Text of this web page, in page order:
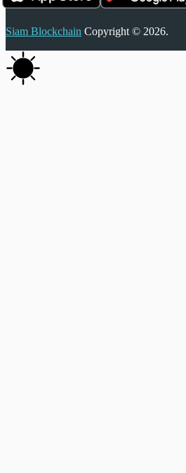
Siam Blockchain Copyright © 2026.